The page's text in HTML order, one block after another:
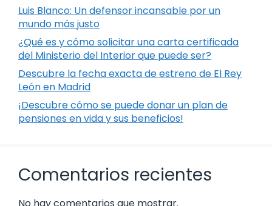
Luis Blanco: Un defensor incansable por un
mundo más justo
¿Qué es y cómo solicitar una carta certificada
del Ministerio del Interior que puede ser?
Descubre la fecha exacta de estreno de El Rey
León en Madrid
¡Descubre cómo se puede donar un plan de
pensiones en vida y sus beneficios!
Comentarios recientes
No hay comentarios que mostrar.